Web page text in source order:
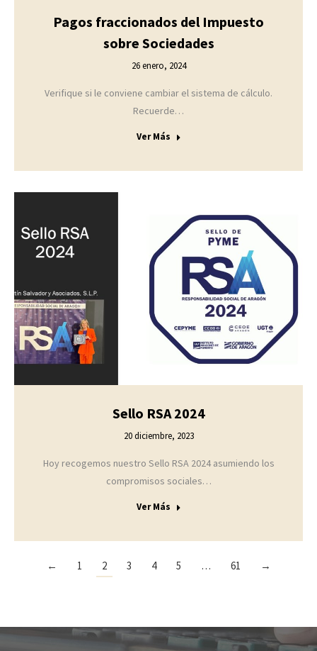
Pagos fraccionados del Impuesto
sobre Sociedades
26 enero, 2024
Verifique si le conviene cambiar el sistema de cálculo.
Recuerde…
Ver Más
Sello RSA 2024
20 diciembre, 2023
Hoy recogemos nuestro Sello RSA 2024 asumiendo los
compromisos sociales…
Ver Más
← 1 2 3 4 5 … 61 →